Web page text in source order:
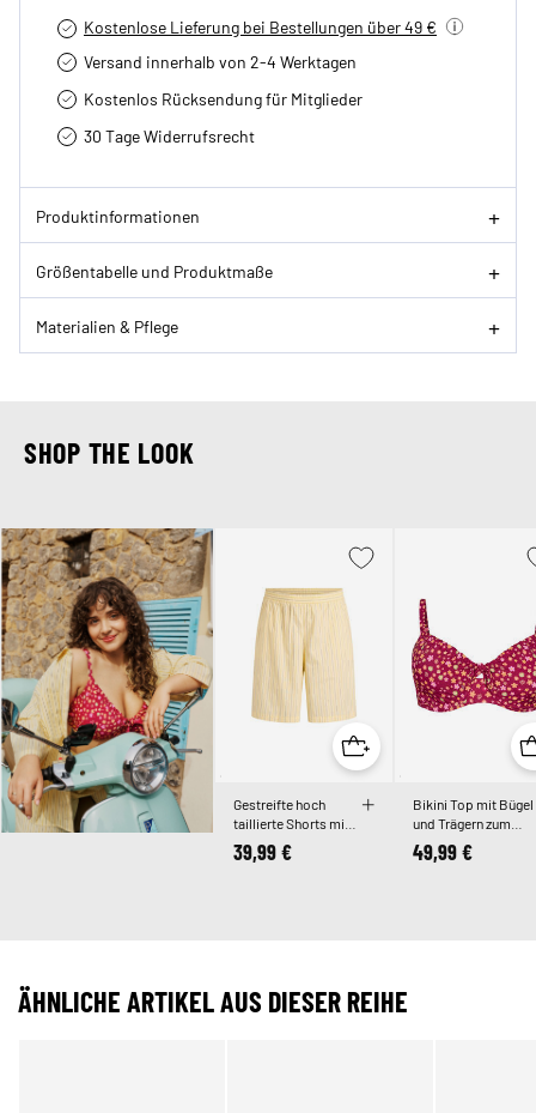
Kostenlose Lieferung bei Bestellungen über 49 €
Versand innerhalb von 2-4 Werktagen
Kostenlos Rücksendung für Mitglieder
30 Tage Widerrufsrecht
Produktinformationen
Größentabelle und Produktmaße
Materialien & Pflege
SHOP THE LOOK
Gestreifte hoch
taillierte Shorts mit
lockerer Passform
39,99 €
Bikini Top mit Bügel
und Trägern zum
Binden
49,99 €
ÄHNLICHE ARTIKEL AUS DIESER REIHE